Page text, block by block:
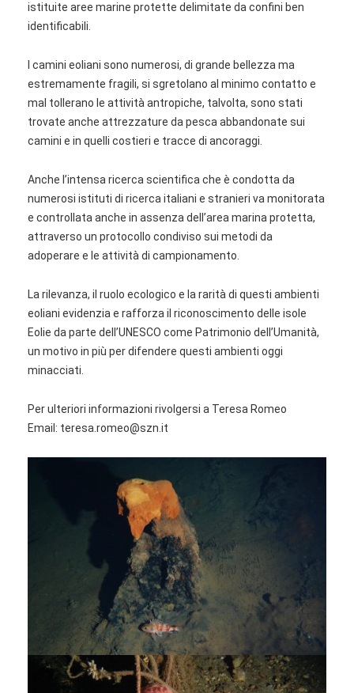
istituite aree marine protette delimitate da confini ben
identificabili.
I camini eoliani sono numerosi, di grande bellezza ma
estremamente fragili, si sgretolano al minimo contatto e
mal tollerano le attività antropiche, talvolta, sono stati
trovate anche attrezzature da pesca abbandonate sui
camini e in quelli costieri e tracce di ancoraggi.
Anche l’intensa ricerca scientifica che è condotta da
numerosi istituti di ricerca italiani e stranieri va monitorata
e controllata anche in assenza dell’area marina protetta,
attraverso un protocollo condiviso sui metodi da
adoperare e le attività di campionamento.
La rilevanza, il ruolo ecologico e la rarità di questi ambienti
eoliani evidenzia e rafforza il riconoscimento delle isole
Eolie da parte dell’UNESCO come Patrimonio dell’Umanità,
un motivo in più per difendere questi ambienti oggi
minacciati.
Per ulteriori informazioni rivolgersi a Teresa Romeo
Email: teresa.romeo@szn.it